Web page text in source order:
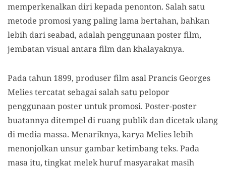
memperkenalkan diri kepada penonton. Salah satu
metode promosi yang paling lama bertahan, bahkan
lebih dari seabad, adalah penggunaan poster film,
jembatan visual antara film dan khalayaknya.
Pada tahun 1899, produser film asal Prancis Georges
Melies tercatat sebagai salah satu pelopor
penggunaan poster untuk promosi. Poster-poster
buatannya ditempel di ruang publik dan dicetak ulang
di media massa. Menariknya, karya Melies lebih
menonjolkan unsur gambar ketimbang teks. Pada
masa itu, tingkat melek huruf masyarakat masih